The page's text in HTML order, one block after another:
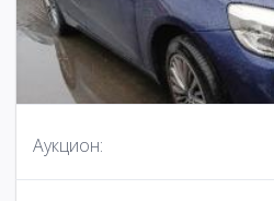
Аукцион: